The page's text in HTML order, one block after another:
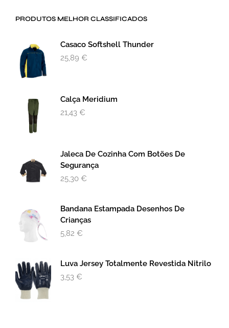
PRODUTOS MELHOR CLASSIFICADOS
Casaco Softshell Thunder
25,89 €
Calça Meridium
21,43 €
Jaleca De Cozinha Com Botões De
Segurança
25,30 €
Bandana Estampada Desenhos De
Crianças
5,82 €
Luva Jersey Totalmente Revestida Nitrilo
3,53 €